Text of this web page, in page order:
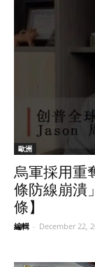
歐洲
烏軍採用重
條防線崩潰
條】
編輯 - December 22,